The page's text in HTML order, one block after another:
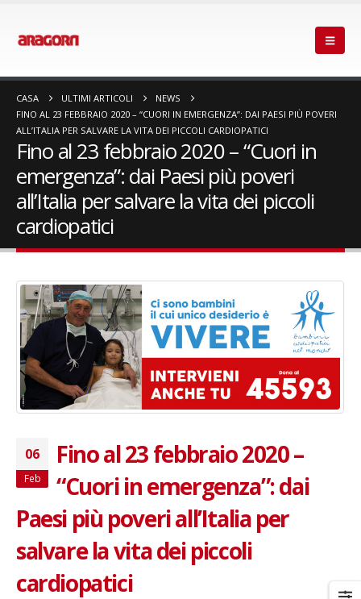
CASA ULTIMI ARTICOLI
NEWS
FINO AL 23 FEBBRAIO 2020 – “CUORI IN EMERGENZA”: DAI PAESI PIÙ POVERI
ALL’ITALIA PER SALVARE LA VITA DEI PICCOLI CARDIOPATICI
Fino al 23 febbraio 2020 – “Cuori in
emergenza”: dai Paesi più poveri
all’Italia per salvare la vita dei piccoli
cardiopatici
06
Feb
Fino al 23 febbraio 2020 –
“Cuori in emergenza”: dai
Paesi più poveri all’Italia per
salvare la vita dei piccoli
cardiopatici